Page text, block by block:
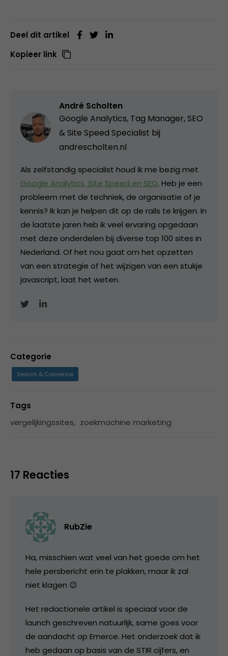
Deel dit artikel
Kopieer link
André Scholten
Google Analytics, Tag Manager, SEO
& Site Speed Specialist bij
andrescholten.nl
Als zelfstandig specialist houd ik me bezig met
Google Analytics, Site Speed en SEO. Heb je een
probleem met de techniek, de organisatie of je
kennis? Ik kan je helpen dit op de rails te krijgen. In
de laatste jaren heb ik veel ervaring opgedaan
met deze onderdelen bij diverse top 100 sites in
Nederland. Of het nou gaat om het opzetten
van een strategie of het wijzigen van een stukje
javascript, laat het weten.
Categorie
Search & Conversie
Tags
vergelijkingssites, zoekmachine marketing
17 Reacties
RubZie
Ha, misschien wat veel van het goede om het
hele persbericht erin te plakken, maar ik zal
niet klagen 😉
Het redactionele artikel is speciaal voor de
launch geschreven natuurlijk, same goes voor
de aandacht op Emerce. Het onderzoek dat ik
heb gedaan op basis van de STIR cijfers, en